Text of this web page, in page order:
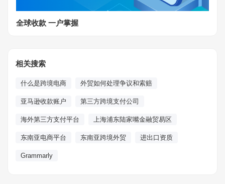
全球收款 一户掌握
相关搜索
什么是跨境电商 外贸如何处理争议和索赔
亚马逊收款账户 第三方跨境支付公司
海外第三方支付平台 上海浦东陆家嘴金融贸易区
东南亚电商平台 东南亚跨境外贸 进出口资质
Grammarly